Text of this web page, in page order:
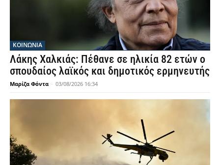
ΚΟΙΝΩΝΙΑ
Λάκης Χαλκιάς: Πέθανε σε ηλικία 82 ετών ο
σπουδαίος λαϊκός και δημοτικός ερμηνευτής
Μαρίζα Φόντα - 03/08/2026 16:34